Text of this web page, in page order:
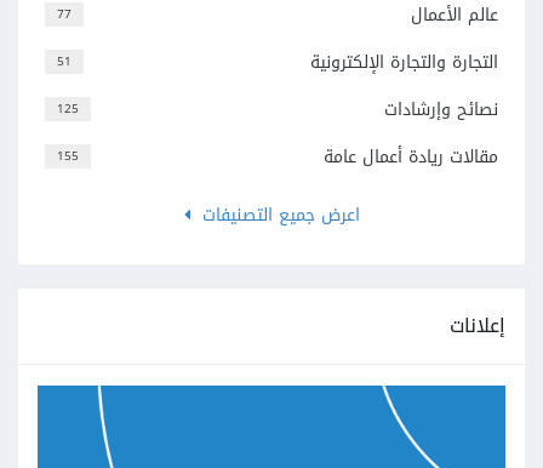
77 عالم الأعمال
51 التجارة والتجارة الإلكترونية
125 نصائح وإرشادات
155
مقالات ريادة أعمال عامة
اعرض جميع التصنيفات
إعلانات